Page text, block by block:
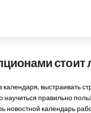
стоит
выстраивать
правильно
календарь